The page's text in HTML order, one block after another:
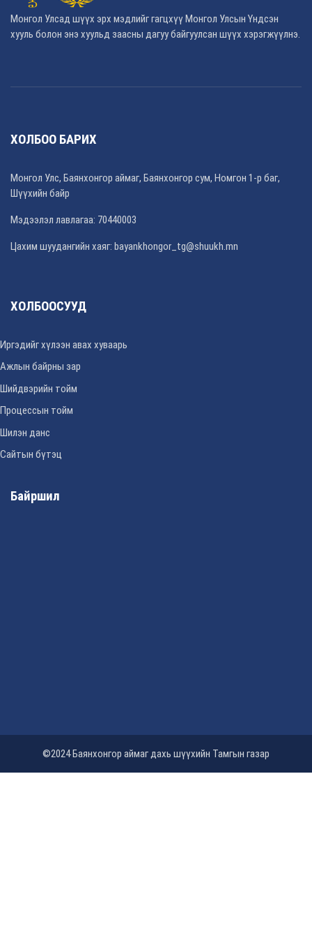
Монгол Улсад шүүх эрх мэдлийг гагцхүү Монгол Улсын Үндсэн
хууль болон энэ хуульд заасны дагуу байгуулсан шүүх хэрэгжүүлнэ.
ХОЛБОО БАРИХ
Монгол Улс, Баянхонгор аймаг, Баянхонгор сум, Номгон 1-р баг,
Шүүхийн байр
Мэдээлэл лавлагаа: 70440003
Цахим шуудангийн хаяг: bayankhongor_tg@shuukh.mn
ХОЛБООСУУД
Иргэдийг хүлээн авах хуваарь
Ажлын байрны зар
Шийдвэрийн тойм
Процессын тойм
Шилэн данс
Сайтын бүтэц
Байршил
©2024 Баянхонгор аймаг дахь шүүхийн Тамгын газар